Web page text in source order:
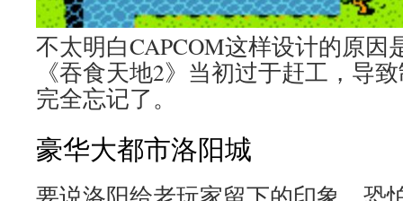
不太明白CAPCOM这样设计的原因
《吞食天地2》当初过于赶工，导
完全忘记了。
豪华大都市洛阳城